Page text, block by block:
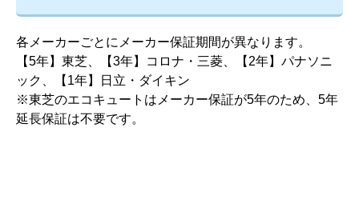
各メーカーごとにメーカー保証期間が異なります。
【5年】東芝、【3年】コロナ・三菱、【2年】パナソニ
ック、【1年】日立・ダイキン
※東芝のエコキュートはメーカー保証が5年のため、5年
延長保証は不要です。